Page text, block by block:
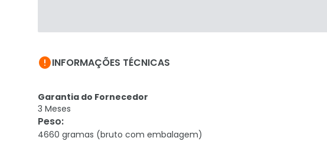
INFORMAÇÕES TÉCNICAS
Garantia do Fornecedor
3 Meses
Peso:
4660 gramas (bruto com embalagem)